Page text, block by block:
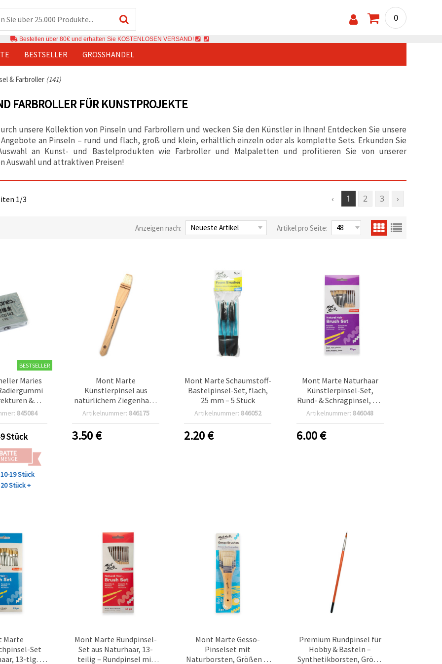
0
Bestellen über 80€ und erhalten Sie KOSTENLOSEN VERSAND!
BESTSELLER GROSSHANDEL
& Farbroller (141)
FARBROLLER FÜR KUNSTPROJEKTE
unsere Kollektion von Pinseln und Farbrollern und wecken Sie den Künstler in Ihnen! Entdecken Sie unsere
an Pinseln – rund und flach, groß und klein, erhältlich einzeln oder als komplette Sets. Erkunden Sie
an Kunst- und Bastelprodukten wie Farbroller und Malpaletten und profitieren Sie von unserer
Auswahl und attraktiven Preisen!
‹ 1 2 3 ›
1/3
Anzeigen nach: Artikel pro Seite:
BESTSELLER
Maries
&
–
für
Skizzen,
&
845084
Stück
10-19 Stück
20 Stück +
Mont Marte
Künstlerpinsel aus
natürlichem Ziegenhaar,
Griff aus Kiefernholz, 25
Artikelnummer: 846175
3.50€
Mont Marte Schaumstoff-
Bastelpinsel-Set, flach,
25 mm – 5 Stück
Artikelnummer: 846052
2.20€
Mont Marte Naturhaar
Künstlerpinsel-Set,
Rund- & Schrägpinsel, 13-
teilig
Artikelnummer: 846048
6.00€
Marte
Set
13-tlg. –
Mont Marte Rundpinsel-
Set aus Naturhaar, 13-
teilig – Rundpinsel mit
Mont Marte Gesso-
Pinselset mit
Naturborsten, Größen 2,
Premium Rundpinsel für
Hobby & Basteln –
Synthetikborsten, Größe